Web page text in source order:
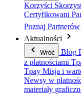
Korzyści
Certyfikowani
Poznaj Partnerów
Aktualności
Wróć Blog
z płatnościami
Tpay Misja i
Newsy w
materiały